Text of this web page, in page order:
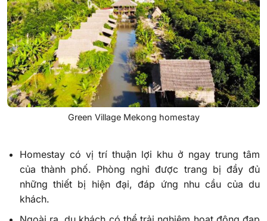
Green Village Mekong homestay
Homestay có vị trí thuận lợi khu ở ngay trung tâm
của thành phố. Phòng nghỉ được trang bị đầy đủ
những thiết bị hiện đại, đáp ứng nhu cầu của du
khách.